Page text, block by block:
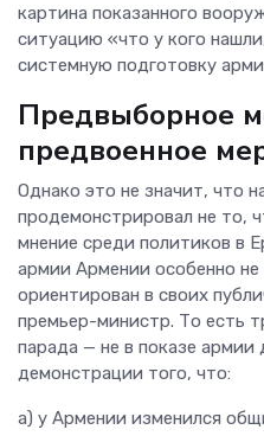
картина показанного
ситуацию «что у кого
системную подготовку
Предвыборное
предвоенное
Однако это не значит, что
продемонстрировал не то,
мнение среди политиков в
армии Армении особенно
ориентирован в своих
премьер-министр. То есть
парада — не в показе армии
демонстрации того, что:
а) у Армении изменился